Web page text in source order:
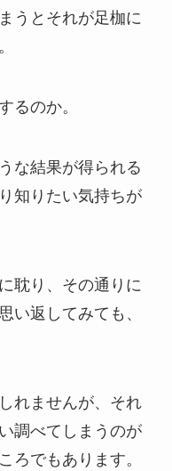
うとそれが足枷に
るのか。
な結果が得られる
知りたい気持ちが
耽り、その通りに
い返してみても、
れませんが、それ
調べてしまうのが
ろでもあります。